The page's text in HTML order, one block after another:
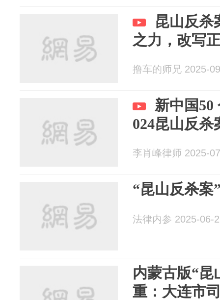
昆山反杀
之力，改写
撸车的师兄 2025-
新中国50
024昆山反杀
李肖峰律师 2025-
“昆山反杀案
法律内参 2025-06-
内蒙古版“昆
重：大连市